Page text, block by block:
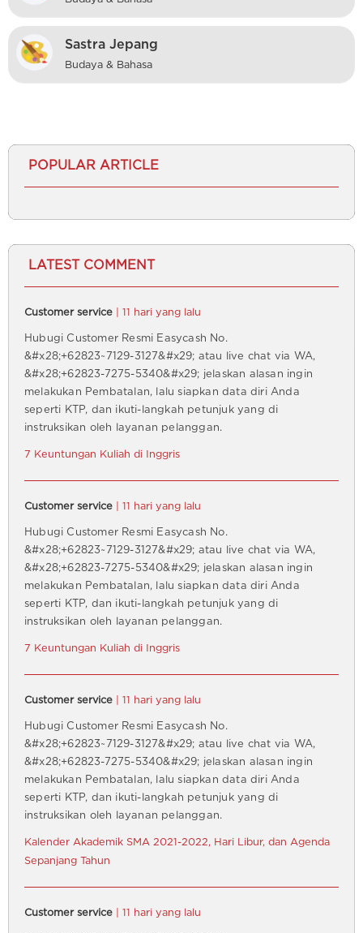
Sastra Jepang
Budaya & Bahasa
POPULAR ARTICLE
LATEST COMMENT
Customer service | 11 hari yang lalu
Hubugi Customer Resmi Easycash No.
&#x28;+62823~7129-3127&#x29; atau live chat via WA,
&#x28;+62823-7275-5340&#x29; jelaskan alasan ingin
melakukan Pembatalan, lalu siapkan data diri Anda
seperti KTP, dan ikuti-langkah petunjuk yang di
instruksikan oleh layanan pelanggan.
7 Keuntungan Kuliah di Inggris
Customer service | 11 hari yang lalu
Hubugi Customer Resmi Easycash No.
&#x28;+62823~7129-3127&#x29; atau live chat via WA,
&#x28;+62823-7275-5340&#x29; jelaskan alasan ingin
melakukan Pembatalan, lalu siapkan data diri Anda
seperti KTP, dan ikuti-langkah petunjuk yang di
instruksikan oleh layanan pelanggan.
7 Keuntungan Kuliah di Inggris
Customer service | 11 hari yang lalu
Hubugi Customer Resmi Easycash No.
&#x28;+62823~7129-3127&#x29; atau live chat via WA,
&#x28;+62823-7275-5340&#x29; jelaskan alasan ingin
melakukan Pembatalan, lalu siapkan data diri Anda
seperti KTP, dan ikuti-langkah petunjuk yang di
instruksikan oleh layanan pelanggan.
Kalender Akademik SMA 2021-2022, Hari Libur, dan Agenda
Sepanjang Tahun
Customer service | 11 hari yang lalu